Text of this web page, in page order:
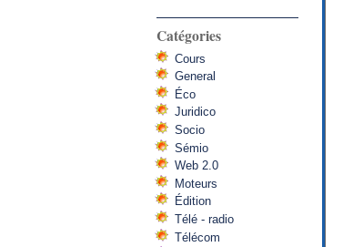
Catégories
Cours
General
Éco
Juridico
Socio
Sémio
Web 2.0
Moteurs
Édition
Télé - radio
Télécom